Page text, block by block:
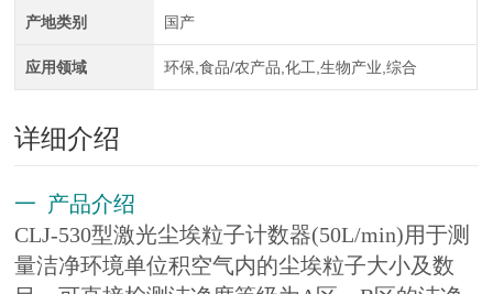
产地类别 国产
应用领域 环保,食品/农产品,化工,生物产业,综合
详细介绍
一 产品介绍
CLJ-530型激光尘埃粒子计数器(50L/min)用于测
量洁净环境单位积空气内的尘埃粒子大小及数